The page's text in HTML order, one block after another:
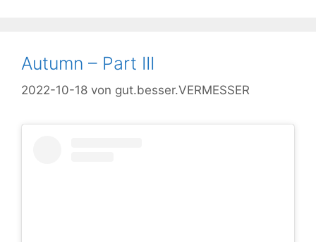
Autumn – Part III
2022-10-18 von gut.besser.VERMESSER